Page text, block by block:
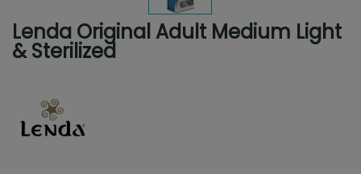
Lenda Original Adult Medium Light
& Sterilized